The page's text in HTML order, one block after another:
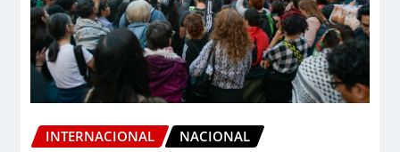
INTERNACIONAL NACIONAL